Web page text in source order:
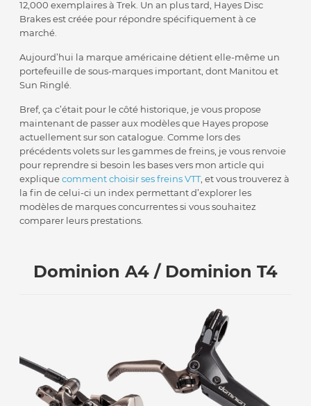
12,000 exemplaires à Trek. Un an plus tard, Hayes Disc
Brakes est créée pour répondre spécifiquement à ce
marché.
Aujourd’hui la marque américaine détient elle-même un
portefeuille de sous-marques important, dont Manitou et
Sun Ringlé.
Bref, ça c’était pour le côté historique, je vous propose
maintenant de passer aux modèles que Hayes propose
actuellement sur son catalogue. Comme lors des
précédents volets sur les gammes de freins, je vous renvoie
pour reprendre si besoin les bases vers mon article qui
expliquecomment choisir ses freins VTT, et vous trouverez à
la fin de celui-ci un index permettant d’explorer les
modèles de marques concurrentes si vous souhaitez
comparer leurs prestations.
Dominion A4 / Dominion T4